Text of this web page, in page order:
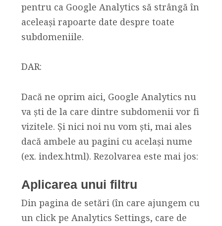
pentru ca Google Analytics să strângă în
aceleași rapoarte date despre toate
subdomeniile.
DAR:
Dacă ne oprim aici, Google Analytics nu
va ști de la care dintre subdomenii vor fi
vizitele. Și nici noi nu vom ști, mai ales
dacă ambele au pagini cu același nume
(ex. index.html). Rezolvarea este mai jos:
Aplicarea unui filtru
Din pagina de setări (în care ajungem cu
un click pe Analytics Settings, care de